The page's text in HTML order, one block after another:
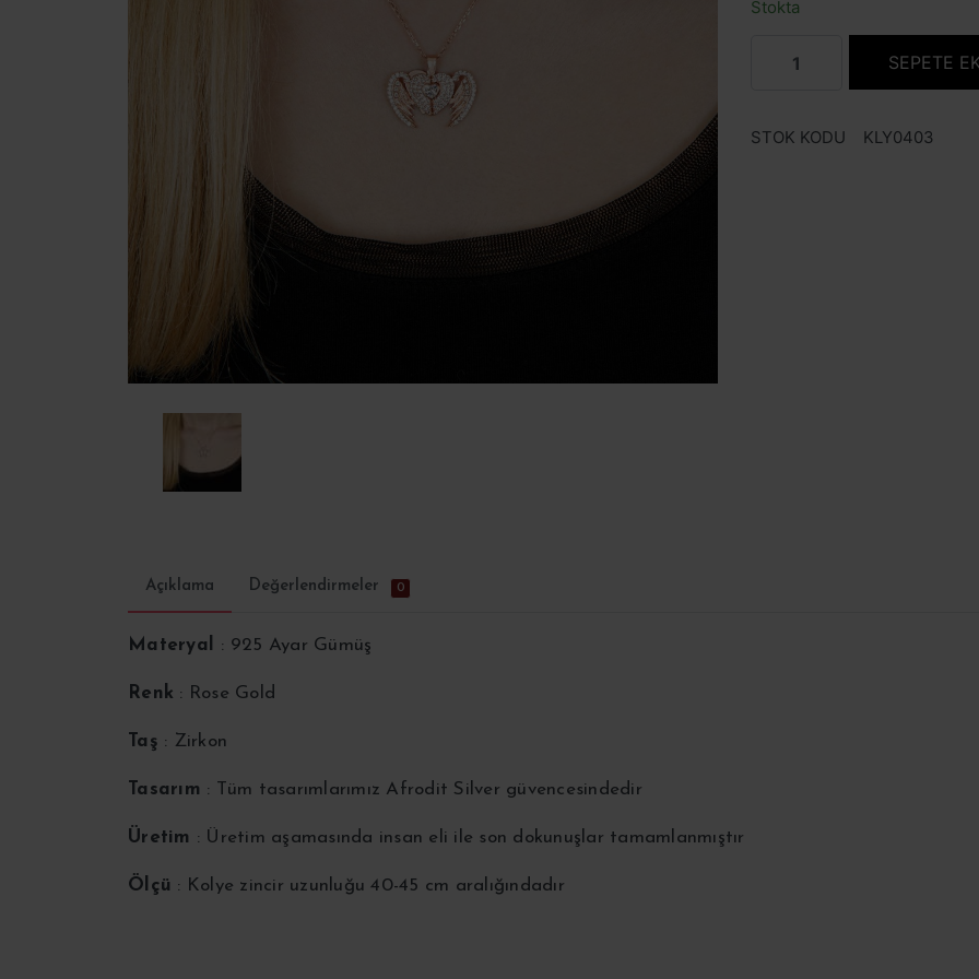
Stokta
SEPETE
STOK KODU KLY0403
Açıklama Değerlendirmeler 0
Materyal : 925 Ayar Gümüş
Renk : Rose Gold
Taş : Zirkon
Tasarım : Tüm tasarımlarımız Afrodit Silver güvencesindedir
Üretim : Üretim aşamasında insan eli ile son dokunuşlar tamamlanmıştır
Ölçü : Kolye zincir uzunluğu 40-45 cm aralığındadır